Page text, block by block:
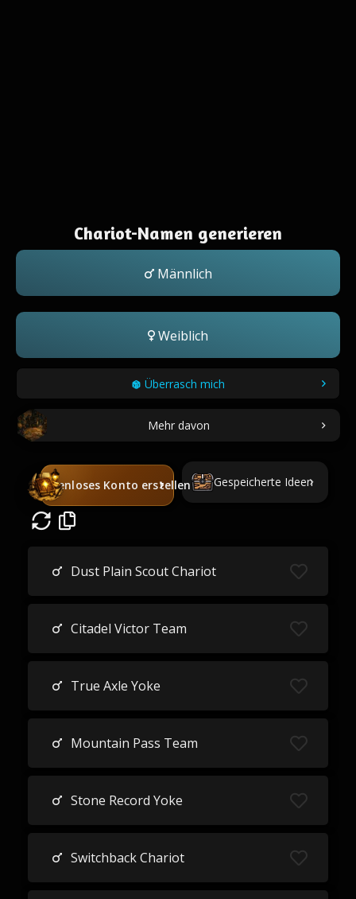
Chariot-Namen generieren
Männlich
Weiblich
Überrasch mich
Mehr davon
Kostenloses Konto erstellen Gespeicherte Ideen
Dust Plain Scout Chariot
Citadel Victor Team
True Axle Yoke
Mountain Pass Team
Stone Record Yoke
Switchback Chariot